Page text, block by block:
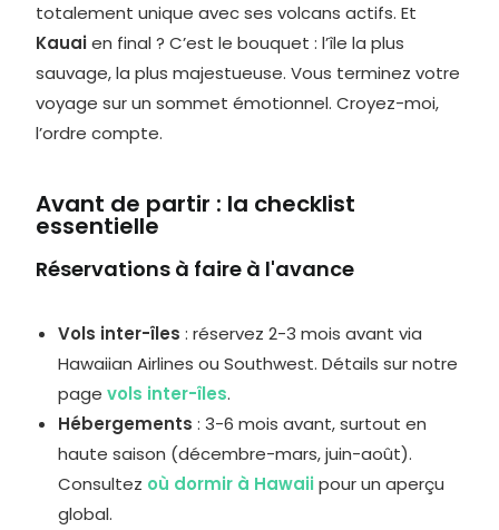
totalement unique avec ses volcans actifs. Et
Kauaien final ? C’est le bouquet : l’île la plus
sauvage, la plus majestueuse. Vous terminez votre
voyage sur un sommet émotionnel. Croyez-moi,
l’ordre compte.
Avant de partir : la checklist
essentielle
Réservations à faire à l'avance
Vols inter-îles : réservez 2-3 mois avant via
Hawaiian Airlines ou Southwest. Détails sur notre
pagevols inter-îles.
Hébergements : 3-6 mois avant, surtout en
haute saison (décembre-mars, juin-août).
Consultez où dormir à Hawaiipour un aperçu
global.